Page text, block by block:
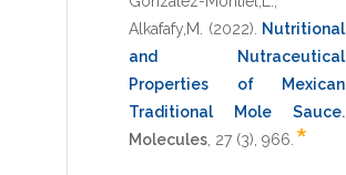
Alkafafy,M.
(2022)
Nutritional
and Nutraceutical
Properties of Mexican
Traditional Mole Sauce.
Molecules 27 (3), 966 *